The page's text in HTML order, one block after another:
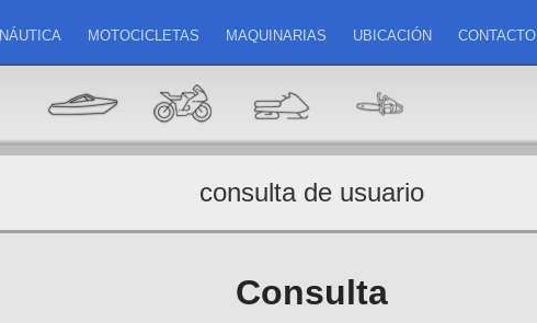
NÁUTICA MOTOCICLETAS MAQUINARIAS UBICACIÓN CONTACTO
consulta de usuario
Consulta